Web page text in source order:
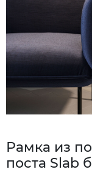
Рамка из
поста Slab